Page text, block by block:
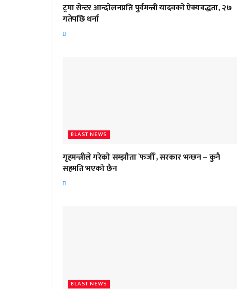
ट्रमा सेन्टर आन्दाेलनप्रति पुर्वमन्त्री यादवकाे ऐक्यबद्धता, २७
गतेपछि धर्ना
BLAST NEWS
गृहमन्त्रीले गरेको सम्झौता `फर्जी´, सरकार भन्छन – कुनै
सहमति भएको छैन
BLAST NEWS